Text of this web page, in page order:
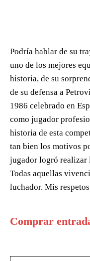
Podría hablar de su
uno de los mejores
historia, de su
de su defensa a
1986 celebrado en
como jugador
historia de esta
tan bien los motivos
jugador logró realizar
Todas aquellas
luchador. Mis
Comprar